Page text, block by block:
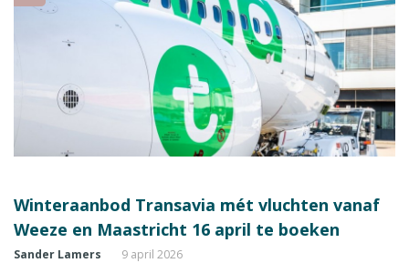
Winteraanbod Transavia mét vluchten vanaf
Weeze en Maastricht 16 april te boeken
Sander Lamers 9 april 2026